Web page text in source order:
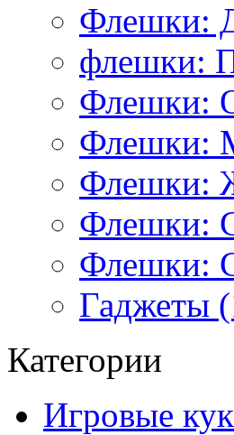
Флешки:
флешки:
Флешки:
Флешки:
Флешки:
Флешки:
Флешки:
Гаджеты
Категории
Игровые